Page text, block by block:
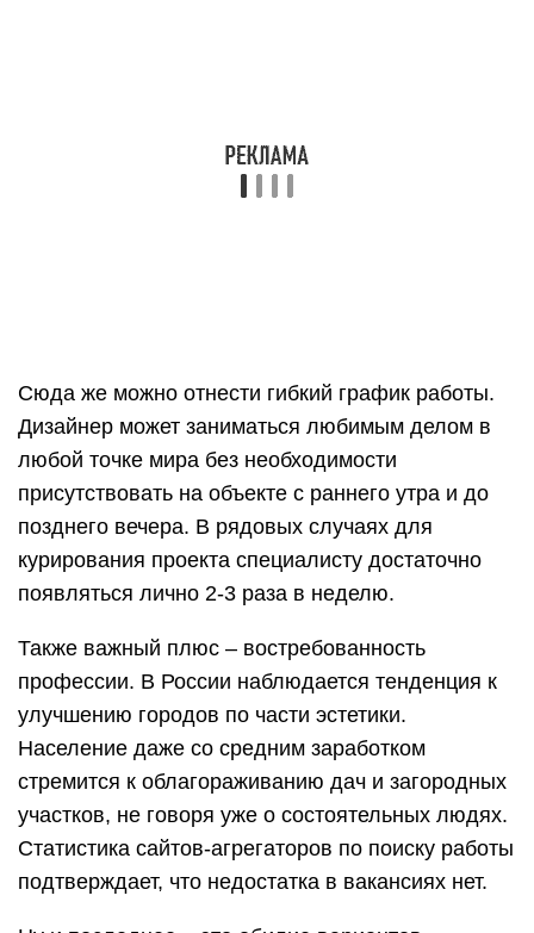
Сюда же можно отнести гибкий график работы.
Дизайнер может заниматься любимым делом в
любой точке мира без необходимости
присутствовать на объекте с раннего утра и до
позднего вечера. В рядовых случаях для
курирования проекта специалисту достаточно
появляться лично 2-3 раза в неделю.
Также важный плюс – востребованность
профессии. В России наблюдается тенденция к
улучшению городов по части эстетики.
Население даже со средним заработком
стремится к облагораживанию дач и загородных
участков, не говоря уже о состоятельных людях.
Статистика сайтов-агрегаторов по поиску работы
подтверждает, что недостатка в вакансиях нет.